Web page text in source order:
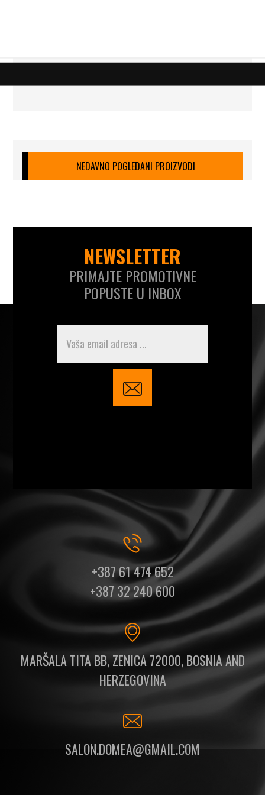
NEDAVNO POGLEDANI PROIZVODI
NEWSLETTER
PRIMAJTE PROMOTIVNE
POPUSTE U INBOX
+387 61 474 652
+387 32 240 600
MARŠALA TITA BB, ZENICA 72000, BOSNIA AND
HERZEGOVINA
SALON.DOMEA@GMAIL.COM